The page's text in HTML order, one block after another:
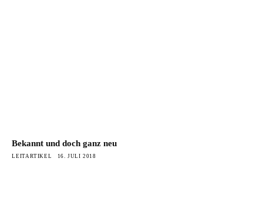
Bekannt und doch ganz neu
LEITARTIKEL 16. JULI 2018